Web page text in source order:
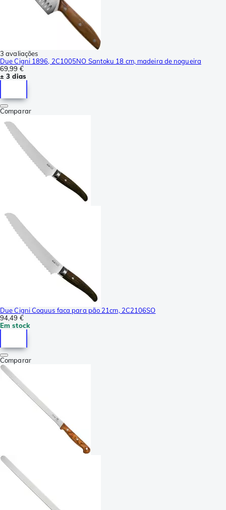
3 avaliações
Due Cigni 1896, 2C1005NO Santoku 18 cm, madeira de nogueira
69,99 €
± 3 dias
Comparar
Due Cigni Coquus faca para pão 21cm, 2C2106SO
94,49 €
Em stock
Comparar